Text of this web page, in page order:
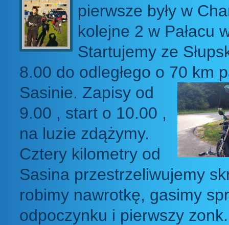
pierwsze były w
kolejne 2 w Pałacu
Startujemy ze
8.00 do odległego o 70 km
Sasinie. Zapisy od
9.00 , start o 10.00 ,
na luzie zdążymy.
Cztery kilometry od
Sasina przestrzeliwujemy
robimy nawrotkę, gasimy
odpoczynku i pierwszy